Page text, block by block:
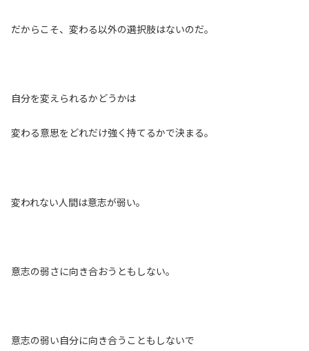
だからこそ、変わる以外の選択肢はないのだ。
自分を変えられるかどうかは
変わる意思をどれだけ強く持てるかで決まる。
変われない人間は意志が弱い。
意志の弱さに向き合おうともしない。
意志の弱い自分に向き合うこともしないで